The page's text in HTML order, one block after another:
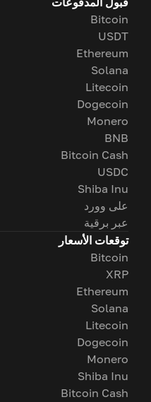
Bitcoin
USDT
Ethereum
Solana
Litecoin
Dogecoin
Monero
BNB
Bitcoin Cash
USDC
Shiba Inu
على وورد
عبر برقية
توقعات الأسعار
Bitcoin
XRP
Ethereum
Solana
Litecoin
Dogecoin
Monero
Shiba Inu
Bitcoin Cash